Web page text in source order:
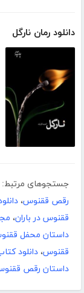
دانلود رمان نارگل
جستجوهای مرتبط:
رقص ققنوس،
ققنوس در باران،
داستان محفل
ققنوس، دانلود
داستان رقص